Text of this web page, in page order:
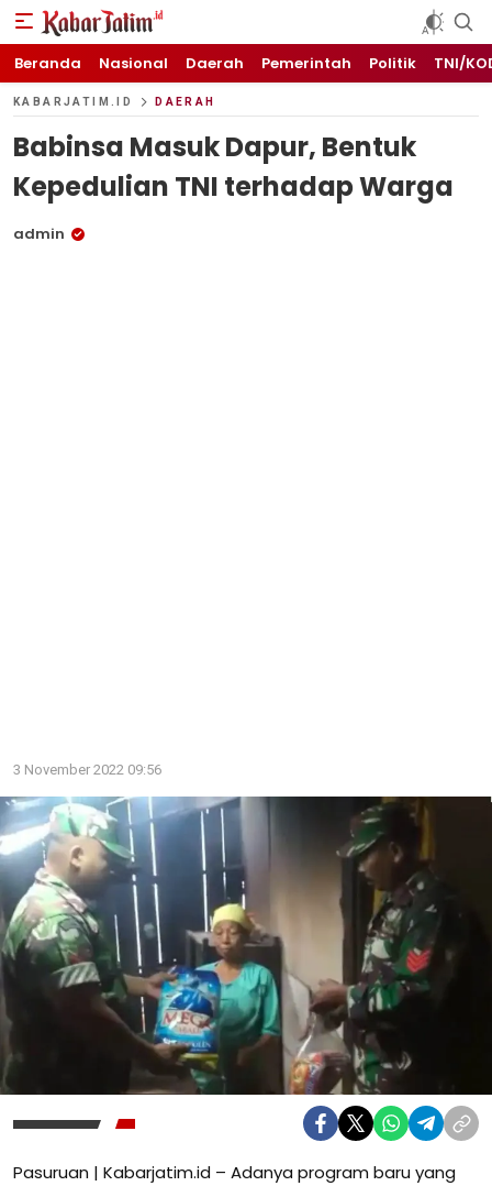
KABARJATIM.id
Kabar Jawa timuran
Beranda Nasional Daerah Pemerintah Politik TNI/
KABARJATIM.ID DAERAH
Babinsa Masuk Dapur, Bentuk
Kepedulian TNI terhadap Warga
admin
3 November 2022 09:56
Pasuruan | Kabarjatim.id – Adanya program baru yang